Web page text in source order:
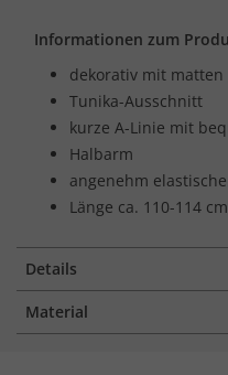
Informationen zum
dekorativ mit matten
Tunika-Ausschnitt
kurze A-Linie mit
Halbarm
angenehm
Länge ca. 110-114
Details
Material